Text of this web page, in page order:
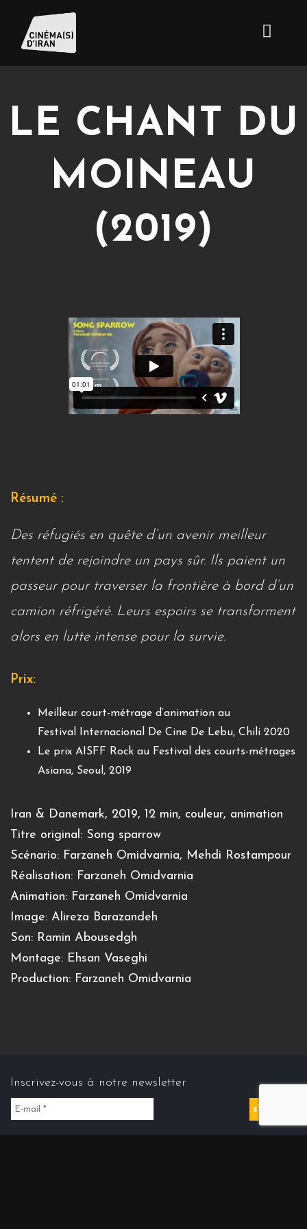
LE CHANT DU
MOINEAU
(2019)
Résumé :
Des réfugiés en quête d’un avenir meilleur
tentent de rejoindre un pays sûr. Ils paient un
passeur pour traverser la frontière à bord d’un
camion réfrigéré. Leurs espoirs se transforment
alors en lutte intense pour la survie.
Prix:
Meilleur court-métrage d’animation au
Festival Internacional De Cine De Lebu, Chili 2020
Le prix AISFF Rock au Festival des courts-métrages
Asiana, Seoul, 2019
Iran & Danemark, 2019, 12 min, couleur, animation
Titre original: Song sparrow
Scénario: Farzaneh Omidvarnia, Mehdi Rostampour
Réalisation: Farzaneh Omidvarnia
Animation: Farzaneh Omidvarnia
Image: Alireza Barazandeh
Son: Ramin Abousedgh
Montage: Ehsan Vaseghi
Production: Farzaneh Omidvarnia
Inscrivez-vous à notre newsletter